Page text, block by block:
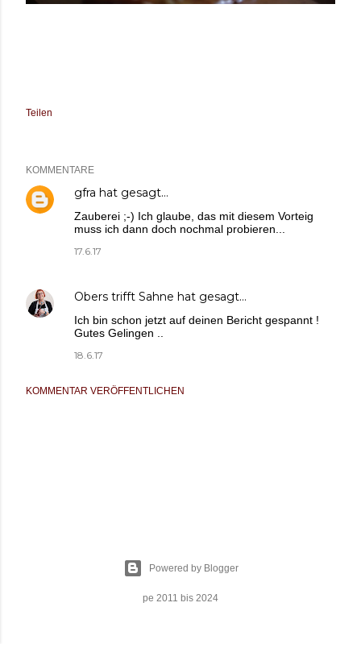
Teilen
KOMMENTARE
gfra hat gesagt…
Zauberei ;-) Ich glaube, das mit diesem Vorteig
muss ich dann doch nochmal probieren...
17.6.17
Obers trifft Sahne hat gesagt…
Ich bin schon jetzt auf deinen Bericht gespannt !
Gutes Gelingen ..
18.6.17
KOMMENTAR VERÖFFENTLICHEN
Powered by Blogger
pe 2011 bis 2024